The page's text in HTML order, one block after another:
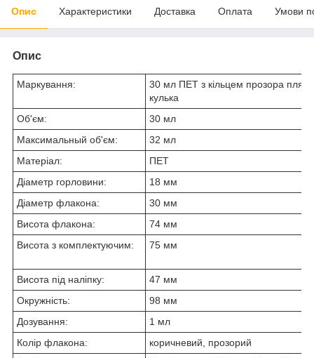
Опис Характеристики Доставка Оплата Умови
Опис
Маркування:
30 мл ПЕТ з кільцем прозора
кулька
Об'єм:
30 мл
Максимальный об'єм:
32 мл
Матеріал:
ПЕТ
Діаметр горловини:
18 мм
Діаметр флакона:
30 мм
Висота флакона:
74 мм
Висота з комплектуючим:
75 мм
Висота під наліпку:
47 мм
Окружність:
98 мм
Дозування:
1 мл
Колір флакона:
коричневий, прозорий